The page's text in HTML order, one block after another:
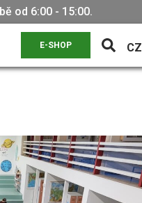
od 6:00 - 15:00.
E-SHOP CZ